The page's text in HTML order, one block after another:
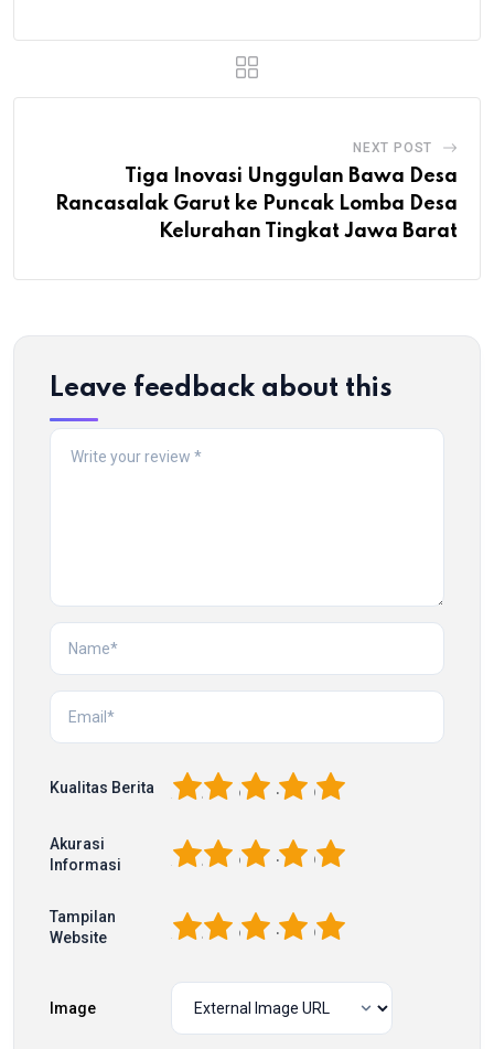
NEXT POST
Tiga Inovasi Unggulan Bawa Desa
Rancasalak Garut ke Puncak Lomba Desa
Kelurahan Tingkat Jawa Barat
Leave feedback about this
Kualitas Berita 5
4
3
2
Akurasi
Informasi
5
4
3
2
Tampilan
Website
5
4
3
2
Image